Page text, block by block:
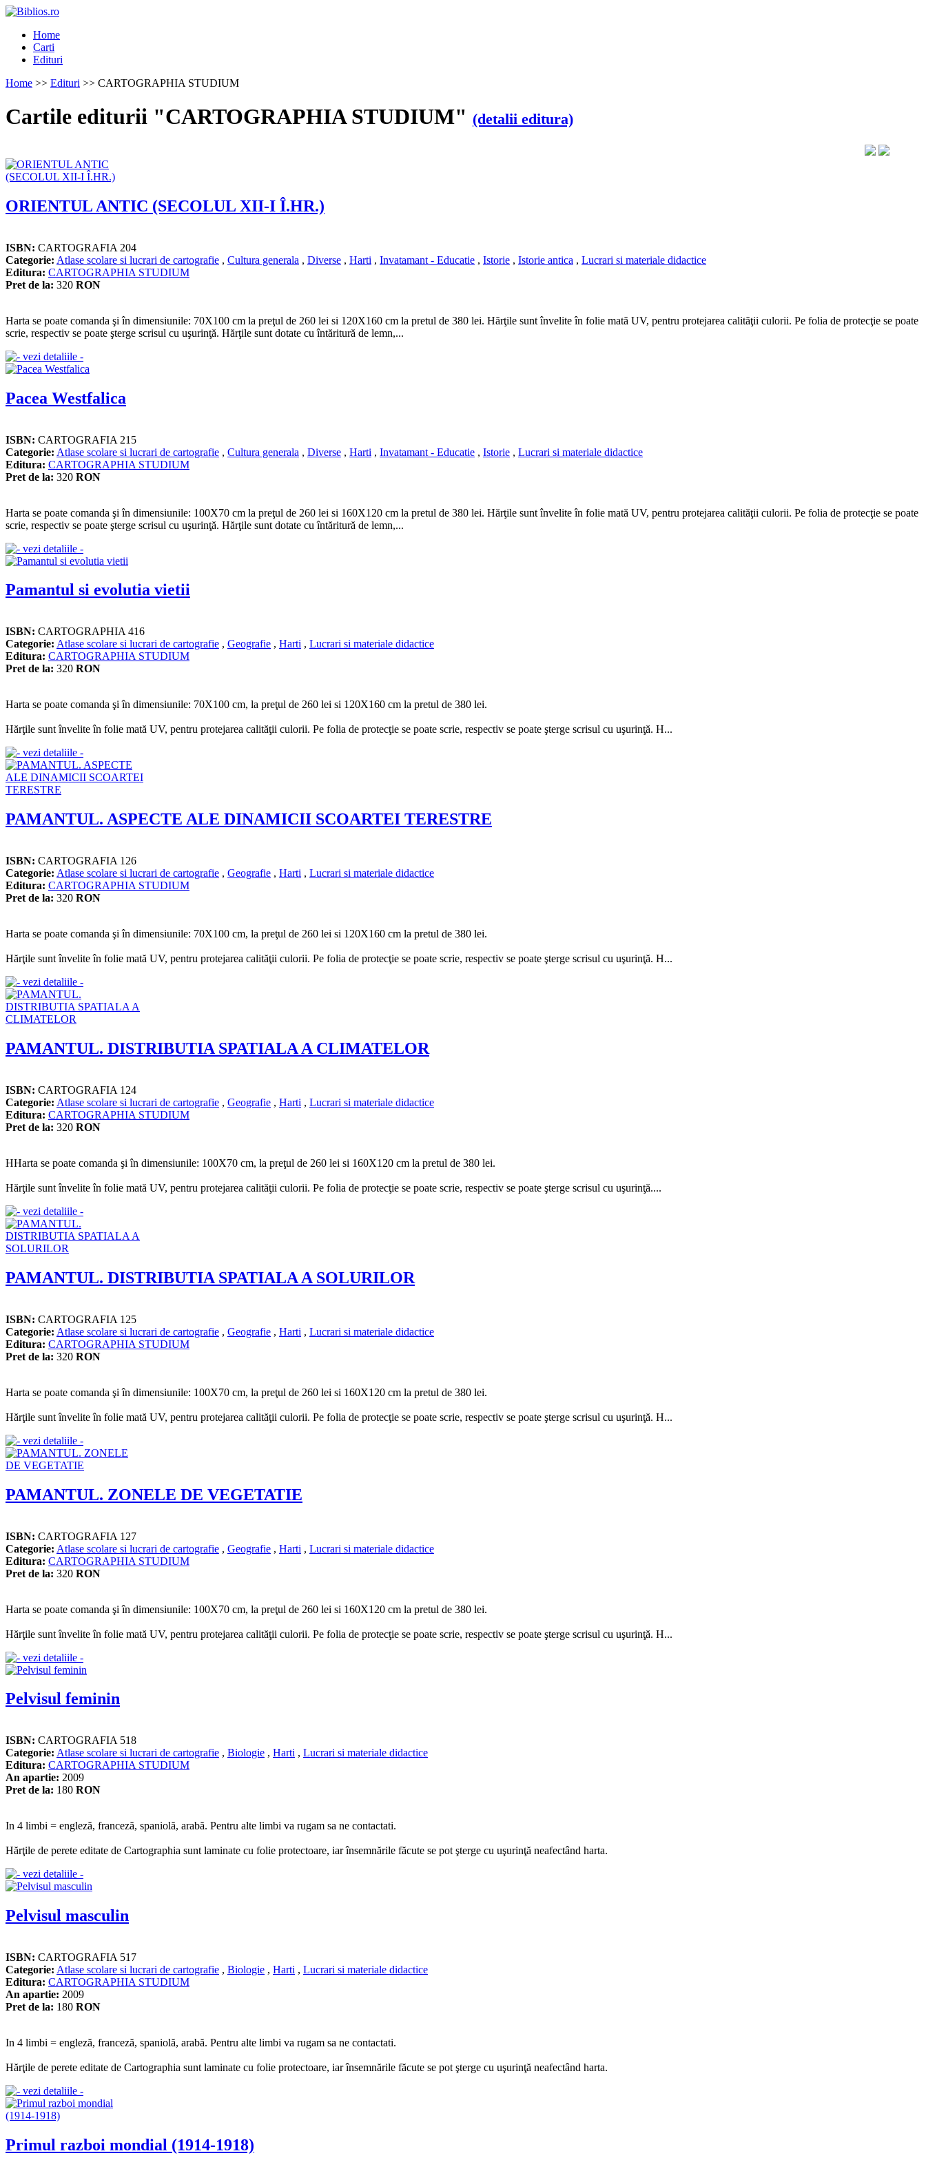
Home
Carti
Edituri
Home >> Edituri >> CARTOGRAPHIA STUDIUM
Cartile editurii "CARTOGRAPHIA STUDIUM" (detalii editura)
ORIENTUL ANTIC (SECOLUL XII-I Î.HR.)
ISBN: CARTOGRAFIA 204
Categorie: Atlase scolare si lucrari de cartografie , Cultura generala , Diverse , Harti , Invatamant - Educatie , Istorie , Istorie antica , Lucrari si materiale didactice
Editura: CARTOGRAPHIA STUDIUM
Pret de la: 320 RON
Harta se poate comanda şi în dimensiunile: 70X100 cm la preţul de 260 lei si 120X160 cm la pretul de 380 lei. Hărţile sunt învelite în folie mată UV, pentru protejarea calităţii culorii. Pe folia de protecţie se poate
scrie, respectiv se poate şterge scrisul cu uşurinţă. Hărţile sunt dotate cu întăritură de lemn,...
Pacea Westfalica
ISBN: CARTOGRAFIA 215
Categorie: Atlase scolare si lucrari de cartografie , Cultura generala , Diverse , Harti , Invatamant - Educatie , Istorie , Lucrari si materiale didactice
Editura: CARTOGRAPHIA STUDIUM
Pret de la: 320 RON
Harta se poate comanda şi în dimensiunile: 100X70 cm la preţul de 260 lei si 160X120 cm la pretul de 380 lei. Hărţile sunt învelite în folie mată UV, pentru protejarea calităţii culorii. Pe folia de protecţie se poate
scrie, respectiv se poate şterge scrisul cu uşurinţă. Hărţile sunt dotate cu întăritură de lemn,...
Pamantul si evolutia vietii
ISBN: CARTOGRAPHIA 416
Categorie: Atlase scolare si lucrari de cartografie , Geografie , Harti , Lucrari si materiale didactice
Editura: CARTOGRAPHIA STUDIUM
Pret de la: 320 RON
Harta se poate comanda şi în dimensiunile: 70X100 cm, la preţul de 260 lei si 120X160 cm la pretul de 380 lei.
Hărţile sunt învelite în folie mată UV, pentru protejarea calităţii culorii. Pe folia de protecţie se poate scrie, respectiv se poate şterge scrisul cu uşurinţă. H...
PAMANTUL. ASPECTE ALE DINAMICII SCOARTEI TERESTRE
ISBN: CARTOGRAFIA 126
Categorie: Atlase scolare si lucrari de cartografie , Geografie , Harti , Lucrari si materiale didactice
Editura: CARTOGRAPHIA STUDIUM
Pret de la: 320 RON
Harta se poate comanda şi în dimensiunile: 70X100 cm, la preţul de 260 lei si 120X160 cm la pretul de 380 lei.
Hărţile sunt învelite în folie mată UV, pentru protejarea calităţii culorii. Pe folia de protecţie se poate scrie, respectiv se poate şterge scrisul cu uşurinţă. H...
PAMANTUL. DISTRIBUTIA SPATIALA A CLIMATELOR
ISBN: CARTOGRAFIA 124
Categorie: Atlase scolare si lucrari de cartografie , Geografie , Harti , Lucrari si materiale didactice
Editura: CARTOGRAPHIA STUDIUM
Pret de la: 320 RON
HHarta se poate comanda şi în dimensiunile: 100X70 cm, la preţul de 260 lei si 160X120 cm la pretul de 380 lei.
Hărţile sunt învelite în folie mată UV, pentru protejarea calităţii culorii. Pe folia de protecţie se poate scrie, respectiv se poate şterge scrisul cu uşurinţă....
PAMANTUL. DISTRIBUTIA SPATIALA A SOLURILOR
ISBN: CARTOGRAFIA 125
Categorie: Atlase scolare si lucrari de cartografie , Geografie , Harti , Lucrari si materiale didactice
Editura: CARTOGRAPHIA STUDIUM
Pret de la: 320 RON
Harta se poate comanda şi în dimensiunile: 100X70 cm, la preţul de 260 lei si 160X120 cm la pretul de 380 lei.
Hărţile sunt învelite în folie mată UV, pentru protejarea calităţii culorii. Pe folia de protecţie se poate scrie, respectiv se poate şterge scrisul cu uşurinţă. H...
PAMANTUL. ZONELE DE VEGETATIE
ISBN: CARTOGRAFIA 127
Categorie: Atlase scolare si lucrari de cartografie , Geografie , Harti , Lucrari si materiale didactice
Editura: CARTOGRAPHIA STUDIUM
Pret de la: 320 RON
Harta se poate comanda şi în dimensiunile: 100X70 cm, la preţul de 260 lei si 160X120 cm la pretul de 380 lei.
Hărţile sunt învelite în folie mată UV, pentru protejarea calităţii culorii. Pe folia de protecţie se poate scrie, respectiv se poate şterge scrisul cu uşurinţă. H...
Pelvisul feminin
ISBN: CARTOGRAFIA 518
Categorie: Atlase scolare si lucrari de cartografie , Biologie , Harti , Lucrari si materiale didactice
Editura: CARTOGRAPHIA STUDIUM
An apartie: 2009
Pret de la: 180 RON
In 4 limbi = engleză, franceză, spaniolă, arabă. Pentru alte limbi va rugam sa ne contactati.
Hărţile de perete editate de Cartographia sunt laminate cu folie protectoare, iar însemnările făcute se pot şterge cu uşurinţă neafectând harta.
Pelvisul masculin
ISBN: CARTOGRAFIA 517
Categorie: Atlase scolare si lucrari de cartografie , Biologie , Harti , Lucrari si materiale didactice
Editura: CARTOGRAPHIA STUDIUM
An apartie: 2009
Pret de la: 180 RON
In 4 limbi = engleză, franceză, spaniolă, arabă. Pentru alte limbi va rugam sa ne contactati.
Hărţile de perete editate de Cartographia sunt laminate cu folie protectoare, iar însemnările făcute se pot şterge cu uşurinţă neafectând harta.
Primul razboi mondial (1914-1918)